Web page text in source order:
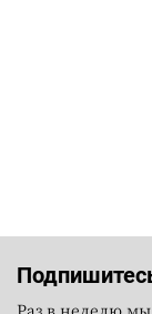
Раз в неделю